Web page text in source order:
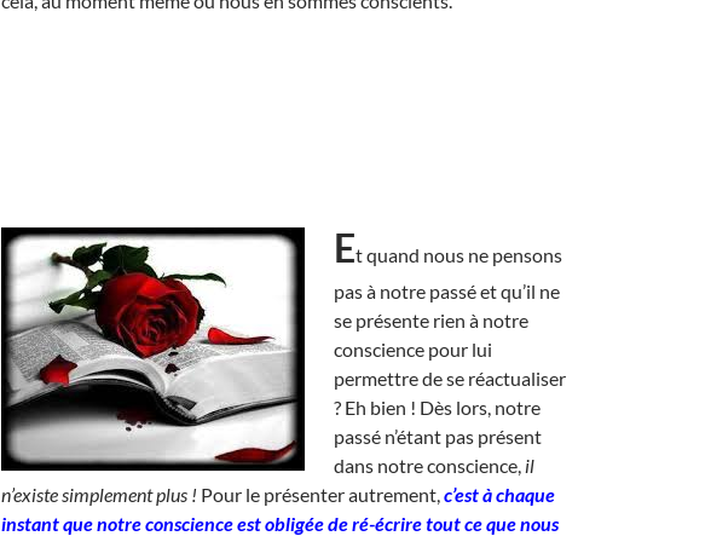
Et quand nous ne pensons
pas à notre passé et qu’il ne
se présente rien à notre
conscience pour lui
permettre de se réactualiser
? Eh bien ! Dès lors, notre
passé n’étant pas présent
dans notre conscience, il
n’existe simplement plus ! Pour le présenter autrement,c’est à chaque
instant que notre conscience est obligée de ré-écrire tout ce que nous